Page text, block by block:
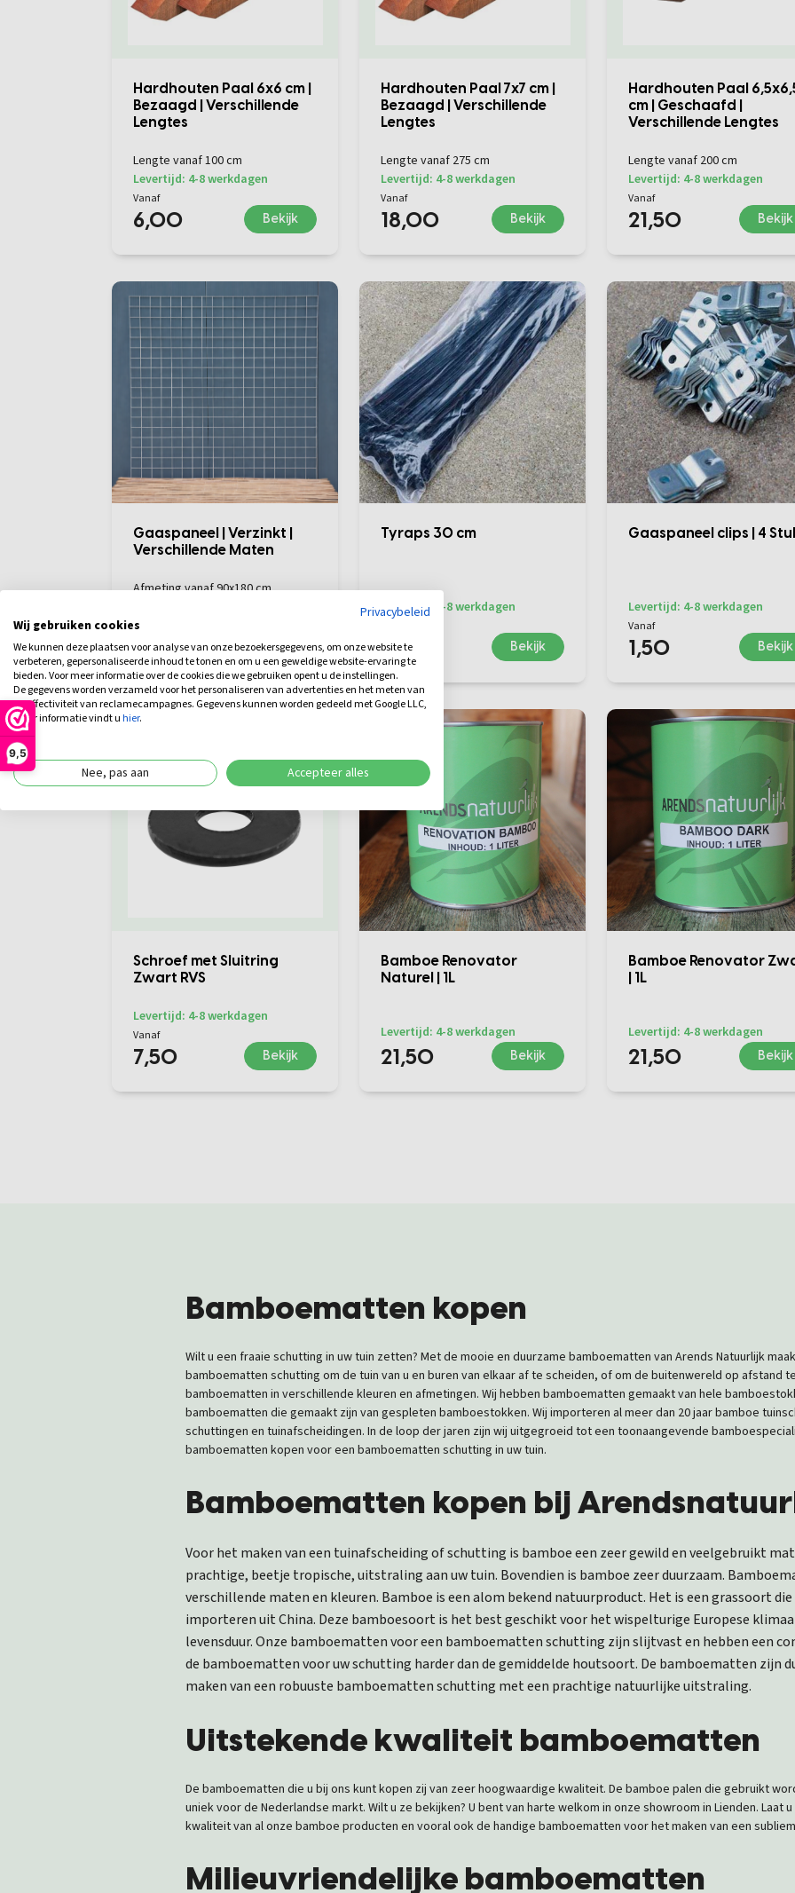
9,5
Hardhouten Paal 6x6 cm |
Bezaagd | Verschillende
Lengtes
Lengte vanaf 100 cm
Levertijd: 4-8 werkdagen
Vanaf
6,00 Bekijk
Hardhouten Paal 7x7 cm |
Bezaagd | Verschillende
Lengtes
Lengte vanaf 275 cm
Levertijd: 4-8 werkdagen
Vanaf
18,00 Bekijk
Hardhouten Paal
cm | Geschaafd |
Verschillende Lengtes
Lengte vanaf 200 cm
Levertijd: 4-8 werkdagen
Vanaf
21,50 Bekijk
Gaaspaneel | Verzinkt |
Verschillende Maten
Afmeting vanaf 90x180 cm
Vanaf
16,50 Bekijk
Tyraps 30 cm
Levertijd: 4-8 werkdagen
5,00 Bekijk
Gaaspaneel clips | 4
Levertijd: 4-8 werkdagen
Vanaf
1,50 Bekijk
Schroef met Sluitring
Zwart RVS
Levertijd: 4-8 werkdagen
Vanaf
7,50 Bekijk
Bamboe Renovator
Naturel | 1L
Levertijd: 4-8 werkdagen
21,50 Bekijk
Bamboe Renovator
| 1L
Levertijd: 4-8 werkdagen
21,50 Bekijk
Bamboematten kopen
Wilt u een fraaie schutting in uw tuin zetten? Met de mooie en duurzame bamboematten van Arends Natuurlijk
bamboematten schutting om de tuin van u en buren van elkaar af te scheiden, of om de buitenwereld op afstand
bamboematten in verschillende kleuren en afmetingen. Wij hebben bamboematten gemaakt van hele
bamboematten die gemaakt zijn van gespleten bamboestokken. Wij importeren al meer dan 20 jaar bamboe
schuttingen en tuinafscheidingen. In de loop der jaren zijn wij uitgegroeid tot een toonaangevende
bamboematten kopen voor een bamboematten schutting in uw tuin.
Bamboematten kopen bij
Voor het maken van een tuinafscheiding of schutting is bamboe een zeer gewild en veelgebruikt
prachtige, beetje tropische, uitstraling aan uw tuin. Bovendien is bamboe zeer duurzaam.
verschillende maten en kleuren. Bamboe is een alom bekend natuurproduct. Het is een grassoort
importeren uit China. Deze bamboesoort is het best geschikt voor het wispelturige Europese
levensduur. Onze bamboematten voor een bamboematten schutting zijn slijtvast en hebben een
de bamboematten voor uw schutting harder dan de gemiddelde houtsoort. De bamboematten zijn
maken van een robuuste bamboematten schutting met een prachtige natuurlijke uitstraling.
Uitstekende kwaliteit bamboematten
De bamboematten die u bij ons kunt kopen zij van zeer hoogwaardige kwaliteit. De bamboe palen die gebruikt
uniek voor de Nederlandse markt. Wilt u ze bekijken? U bent van harte welkom in onze showroom in Lienden.
kwaliteit van al onze bamboe producten en vooral ook de handige bamboematten voor het maken van een
Milieuvriendelijke bamboematten
Privacybeleid
Wij gebruiken cookies
We kunnen deze plaatsen voor analyse van onze bezoekersgegevens, om onze website te
verbeteren, gepersonaliseerde inhoud te tonen en om u een geweldige website-ervaring te
bieden. Voor meer informatie over de cookies die we gebruiken opent u de instellingen.
De gegevens worden verzameld voor het personaliseren van advertenties en het meten van
de effectiviteit van reclamecampagnes. Gegevens kunnen worden gedeeld met Google LLC,
meer informatie vindt uhier.
Nee, pas aan Accepteer alles